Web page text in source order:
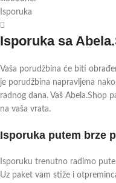
Isporuka
Isporuka sa
Vaša porudžbina će biti
je porudžbina napravljena
radnog dana. Vaš Abela.Shop
na vaša vrata.
Isporuka putem brze
Isporuku trenutno radimo
Uz paket vam stiže i